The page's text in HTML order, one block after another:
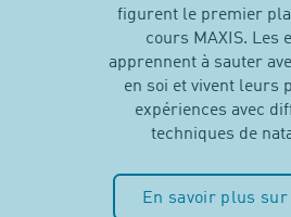
figurent le premier
cours MAXIS. Les
apprennent à sauter
en soi et vivent leurs
expériences avec
techniques de
En savoir plus sur